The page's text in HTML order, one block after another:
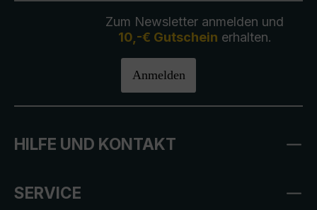
Zum Newsletter anmelden und
10,-€ Gutschein erhalten.
Anmelden
HILFE UND KONTAKT
SERVICE